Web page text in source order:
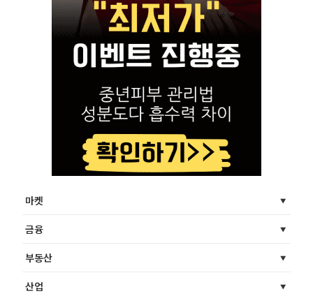
마켓
금융
부동산
산업